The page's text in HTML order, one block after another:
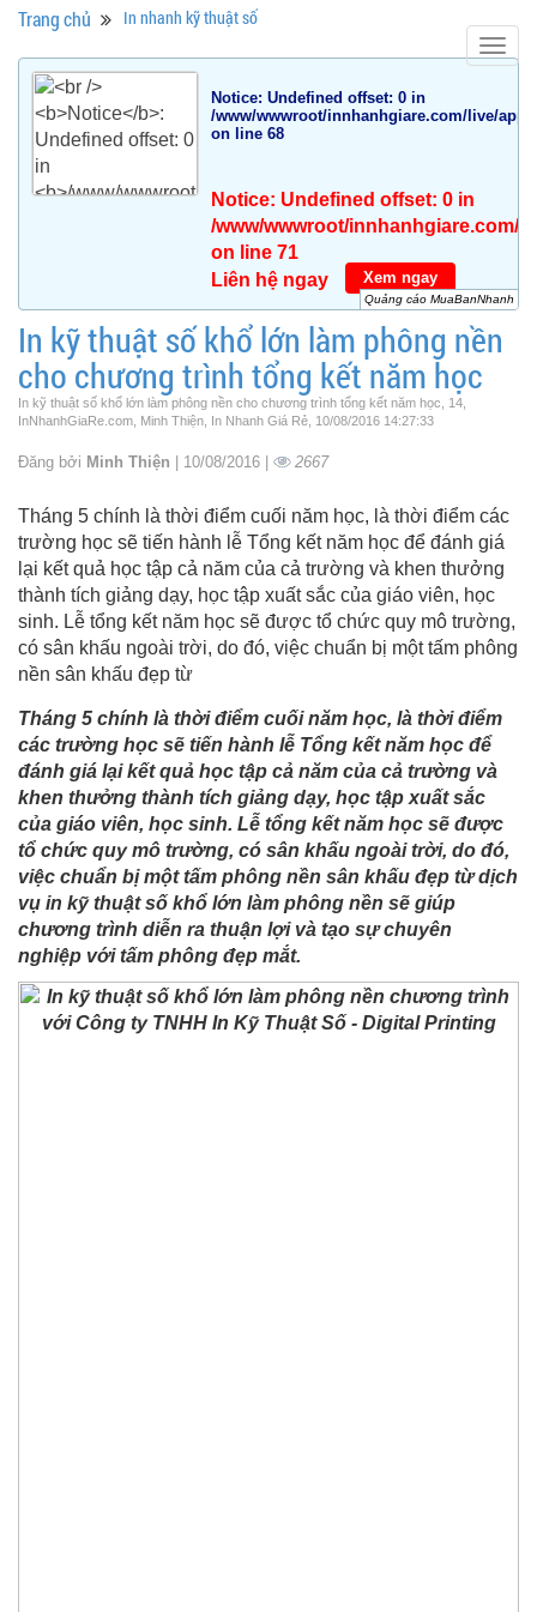
Trang chủ In nhanh kỹ thuật số
Notice: Undefined offset: 0 in
/www/wwwroot/innhanhgiare.com/live/
on line 68
Notice: Undefined offset: 0 in
/www/wwwroot/innhanhgiare.com/
on line 71
Liên hệ ngay
Xem ngay
Quảng cáo MuaBanNhanh
In kỹ thuật số khổ lớn làm phông nền
cho chương trình tổng kết năm học
In kỹ thuật số khổ lớn làm phông nền cho chương trình tổng kết năm học, 14,
InNhanhGiaRe.com, Minh Thiện, In Nhanh Giá Rẻ, 10/08/2016 14:27:33
Đăng bởi Minh Thiện | 10/08/2016 | 2667
Tháng 5 chính là thời điểm cuối năm học, là thời điểm các
trường học sẽ tiến hành lễ Tổng kết năm học để đánh giá
lại kết quả học tập cả năm của cả trường và khen thưởng
thành tích giảng dạy, học tập xuất sắc của giáo viên, học
sinh. Lễ tổng kết năm học sẽ được tổ chức quy mô trường,
có sân khấu ngoài trời, do đó, việc chuẩn bị một tấm phông
nền sân khấu đẹp từ
Tháng 5 chính là thời điểm cuối năm học, là thời điểm
các trường học sẽ tiến hành lễ Tổng kết năm học để
đánh giá lại kết quả học tập cả năm của cả trường và
khen thưởng thành tích giảng dạy, học tập xuất sắc
của giáo viên, học sinh. Lễ tổng kết năm học sẽ được
tổ chức quy mô trường, có sân khấu ngoài trời, do đó,
việc chuẩn bị một tấm phông nền sân khấu đẹp từ dịch
vụ in kỹ thuật số khổ lớn làm phông nền sẽ giúp
chương trình diễn ra thuận lợi và tạo sự chuyên
nghiệp với tấm phông đẹp mắt.